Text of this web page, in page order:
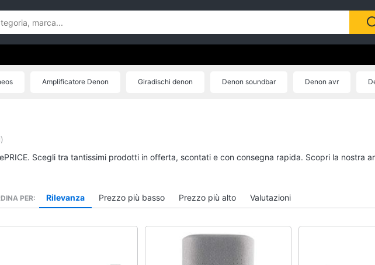
Amplificatore Denon Giradischi denon Denon soundbar Denon avr
Scegli tra tantissimi prodotti in offerta, scontati e con consegna rapida. Scopri la nostra
PER Rilevanza Prezzo più basso Prezzo più alto Valutazioni